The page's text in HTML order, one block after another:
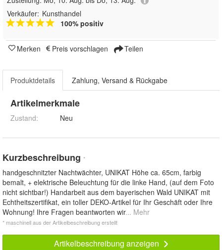
Verkäufer: Kunsthandel
100% positiv
Merken Preis vorschlagen Teilen
Produktdetails Zahlung, Versand & Rückgabe
Artikelmerkmale
Zustand: Neu
Kurzbeschreibung *
handgeschnitzter Nachtwächter, UNIKAT Höhe ca. 65cm, farbig
bemalt, + elektrische Beleuchtung für die linke Hand, (auf dem Foto
nicht sichtbar!) Handarbeit aus dem bayerischen Wald UNIKAT mit
Echtheitszertifikat, ein toller DEKO-Artikel für Ihr Geschäft oder Ihre
Wohnung! Ihre Fragen beantworten wir... Mehr
* maschinell aus der Artikelbeschreibung erstellt
Artikelbeschreibung anzeigen